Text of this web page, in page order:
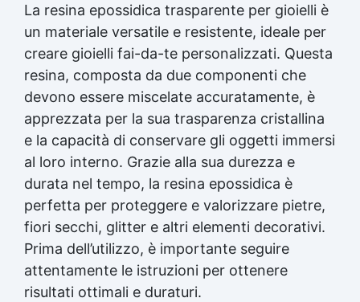
La resina epossidica trasparente per gioielli è
un materiale versatile e resistente, ideale per
creare gioielli fai-da-te personalizzati. Questa
resina, composta da due componenti che
devono essere miscelate accuratamente, è
apprezzata per la sua trasparenza cristallina
e la capacità di conservare gli oggetti immersi
al loro interno. Grazie alla sua durezza e
durata nel tempo, la resina epossidica è
perfetta per proteggere e valorizzare pietre,
fiori secchi, glitter e altri elementi decorativi.
Prima dell’utilizzo, è importante seguire
attentamente le istruzioni per ottenere
risultati ottimali e duraturi.